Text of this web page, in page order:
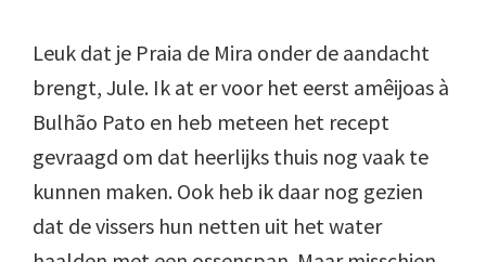
Leuk dat je Praia de Mira onder de aandacht
brengt, Jule. Ik at er voor het eerst amêijoas à
Bulhão Pato en heb meteen het recept
gevraagd om dat heerlijks thuis nog vaak te
kunnen maken. Ook heb ik daar nog gezien
dat de vissers hun netten uit het water